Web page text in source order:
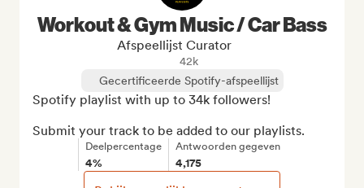
Workout & Gym Music / Car Bass
Afspeellijst Curator
42k
Gecertificeerde Spotify-afspeellijst
Spotify playlist with up to 34k followers!
Submit your track to be added to our playlists.
Deelpercentage
4%
Antwoorden gegeven
4,175